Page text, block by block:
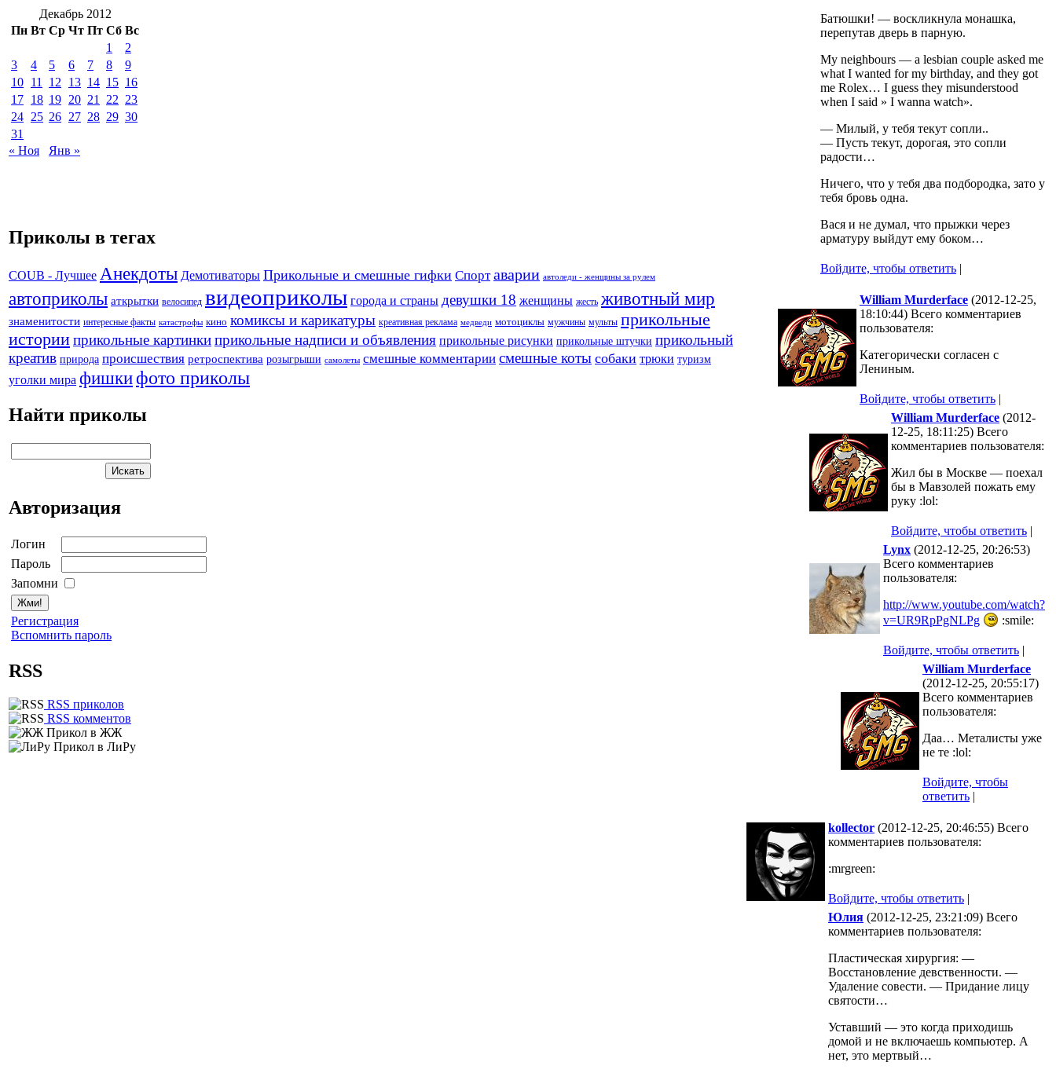
Декабрь 2012
Пн Вт Ср Чт Пт Сб Вс
1
2
3
4 5 6 7 8
9
10 11 12 13 14 15 16
17 18 19 20 21 22 23
24 25 26 27 28 29 30
31
« Ноя
Янв »
Приколы в тегах
COUB - Лучшее Анекдоты Демотиваторы Прикольные и смешные гифки Спорт аварии автоледи - женщины за рулем
автоприколы аткрытки велосипед видеоприколы города и страны девушки 18 женщины жесть животный мир
знаменитости интересные факты катастрофы кино комиксы и карикатуры креативная реклама медведи мотоциклы мужчины мульты прикольные
историиприкольные картинкиприкольные надписи и объявления прикольные рисунки прикольные штучки прикольный
креатив природа происшествия ретроспектива розыгрыши самолеты смешные комментарии смешные коты собаки трюки туризм
уголки мира фишкифото приколы
Найти приколы
Авторизация
Логин
Пароль
Запомни
Регистрация
Вспомнить пароль
RSS
RSS приколов
RSS комментов
Прикол в ЖЖ
Прикол в ЛиРу
Батюшки! — воскликнула монашка,
перепутав дверь в парную.
My neighbours — a lesbian couple asked me
what I wanted for my birthday, and they got
me Rolex… I guess they misunderstood
when I said » I wanna watch».
— Милый, у тебя текут сопли..
— Пусть текут, дорогая, это сопли
радости…
Ничего, что у тебя два подбородка, зато у
тебя бровь одна.
Вася и не думал, что прыжки через
арматуру выйдут ему боком…
Войдите, чтобы ответить |
William Murderface (2012-12-25,
18:10:44) Всего комментариев
пользователя:
Категорически согласен с
Лениным.
Войдите, чтобы ответить |
William Murderface (2012-
12-25, 18:11:25) Всего
комментариев пользователя:
Жил бы в Москве — поехал
бы в Мавзолей пожать ему
руку :lol:
Войдите, чтобы ответить |
Lynx (2012-12-25, 20:26:53)
Всего комментариев
пользователя:
http://www.youtube.com/watch?
v=UR9RpPgNLPg
:smile:
Войдите, чтобы ответить |
William Murderface
(2012-12-25, 20:55:17)
Всего комментариев
пользователя:
Даа… Металисты уже
не те :lol:
Войдите, чтобы
ответить |
kollector (2012-12-25, 20:46:55) Всего
комментариев пользователя:
:mrgreen:
Войдите, чтобы ответить |
Юлия (2012-12-25, 23:21:09) Всего
комментариев пользователя:
Пластическая хирургия: —
Восстановление девственности. —
Удаление совести. — Придание лицу
святости…
Уставший — это когда приходишь
домой и не включаешь компьютер. А
нет, это мертвый…